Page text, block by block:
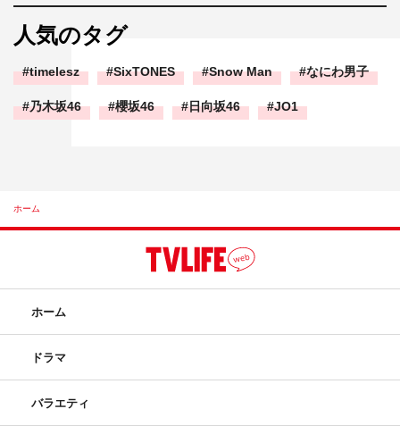
人気のタグ
timelesz SixTONES Snow Man なにわ男子
乃木坂46 櫻坂46 日向坂46 JO1
ホーム
ホーム
ドラマ
バラエティ